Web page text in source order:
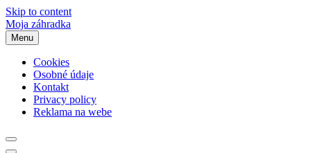
Skip to content
Moja záhradka
Menu
Cookies
Osobné údaje
Kontakt
Privacy policy
Reklama na webe